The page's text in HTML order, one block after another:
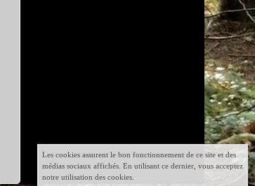
Les cookies assurent le bon fonctionnement de ce site et des
médias sociaux affichés. En utilisant ce dernier, vous acceptez
notre utilisation des cookies.